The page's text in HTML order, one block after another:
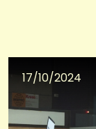
17/10/2024